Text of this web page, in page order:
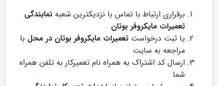
برقراری ارتباط با تماس با نزدیکترین شعبه نمایندگی
تعمیرات مایکروفر بوتان
یا ثبت درخواست تعمیرات مایکروفر بوتان در محل با
مراجعه به سایت
ارسال کد اشتراک به همراه نام تعمیرکار به تلفن همراه
شما